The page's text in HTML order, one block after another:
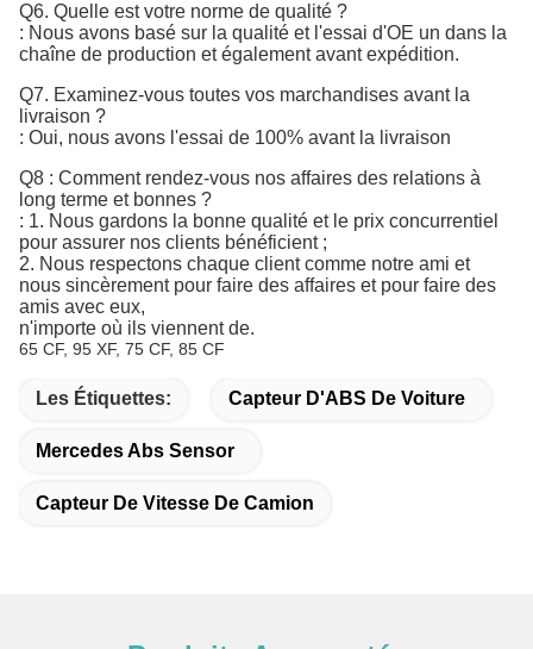
Q6. Quelle est votre norme de qualité ?
: Nous avons basé sur la qualité et l'essai d'OE un dans la
chaîne de production et également avant expédition.
Q7. Examinez-vous toutes vos marchandises avant la
livraison ?
: Oui, nous avons l'essai de 100% avant la livraison
Q8 : Comment rendez-vous nos affaires des relations à
long terme et bonnes ?
: 1. Nous gardons la bonne qualité et le prix concurrentiel
pour assurer nos clients bénéficient ;
2. Nous respectons chaque client comme notre ami et
nous sincèrement pour faire des affaires et pour faire des
amis avec eux,
n'importe où ils viennent de.
65 CF, 95 XF, 75 CF, 85 CF
Les Étiquettes: Capteur D'ABS De Voiture
Mercedes Abs Sensor
Capteur De Vitesse De Camion